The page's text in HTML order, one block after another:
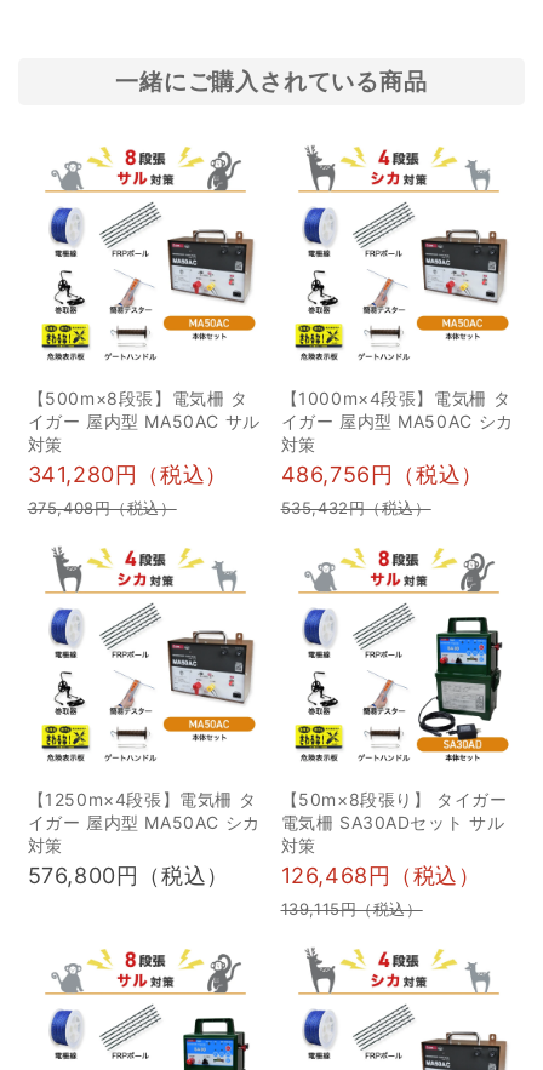
法的な注意点までを総合
申請が必要な場合があ
り、正しい手続きや対策
が重要となります。まず
はアライグマがどのよう
なものを好み、どこに住
み着くのか、その基礎知
識から見ていきましょ
う。 目次 1アライグマの
食性と好物リスト 1雑食
性：動物性・植物性を幅
広く食べる 2甘いものや
グマは本当にエサを洗
う？その行動原理 2アラ
イグマが好む場所：生息
地と生活パターン 1夜行
性の特徴とエサ探し 2都
市部にも適応するアライ
グマの暮らし 3アライグ
マ被害の実例 1農作物へ
の食害 2住居や庭を荒ら
すリスク 3ゴミ置き場や
餌付けが引き起こす問題
況を把握する 1エサトラ
ップの仕組みとメリット
2設置時の注意点：周囲環
境への配慮 5箱罠を使っ
statistics), still
level. Inohoi's wildlife
countermeasures
magazine introduces
companies and
organizations that...
一緒にご購入されている商品
【500m×8段張】電気柵 タ
イガー 屋内型 MA50AC サル
対策
341,280円（税込）
375,408円（税込）
【1000m×4段張】電気柵 タ
イガー 屋内型 MA50AC シカ
対策
486,756円（税込）
535,432円（税込）
【1250m×4段張】電気柵 タ
イガー 屋内型 MA50AC シカ
対策
576,800円（税込）
【50m×8段張り】 タイガー
電気柵 SA30ADセット サル
対策
126,468円（税込）
139,115円（税込）